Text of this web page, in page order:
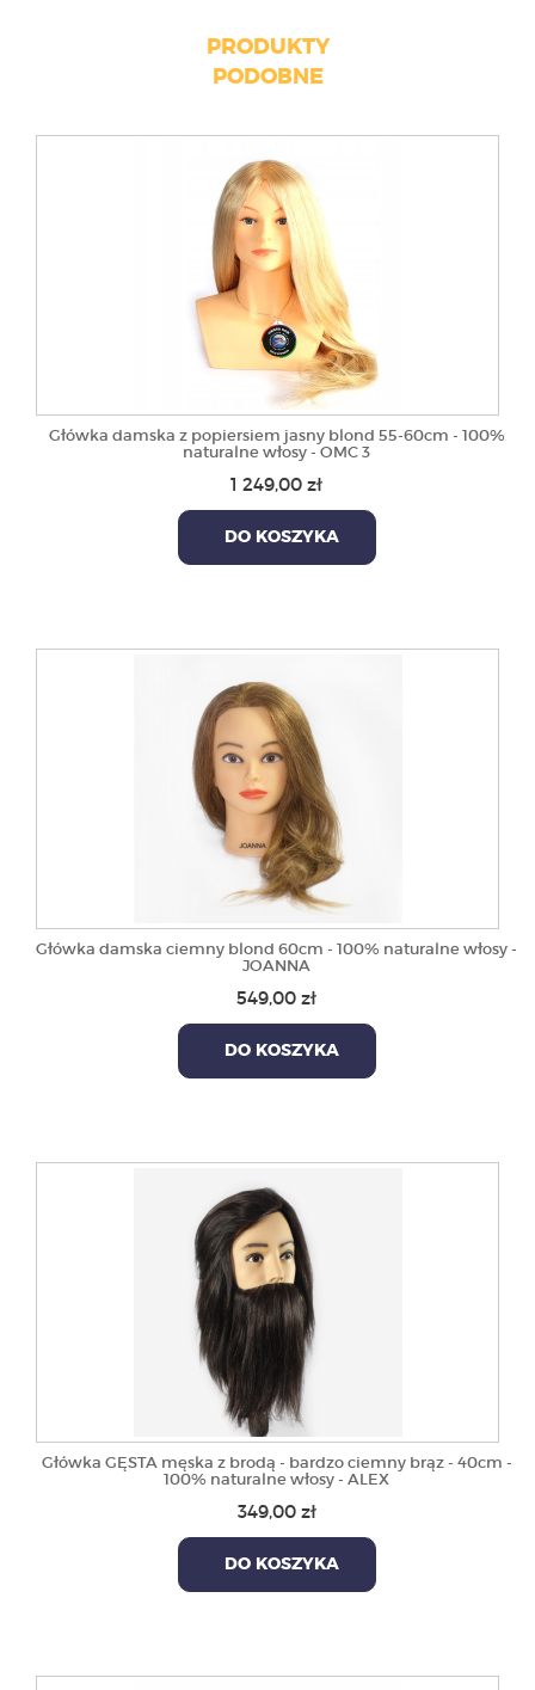
PRODUKTY
PODOBNE
Główka damska z popiersiem jasny blond 55-60cm - 100%
naturalne włosy - OMC 3
1 249,00 zł
DO KOSZYKA
Główka damska ciemny blond 60cm - 100% naturalne włosy -
JOANNA
549,00 zł
DO KOSZYKA
Główka GĘSTA męska z brodą - bardzo ciemny brąz - 40cm -
100% naturalne włosy - ALEX
349,00 zł
DO KOSZYKA